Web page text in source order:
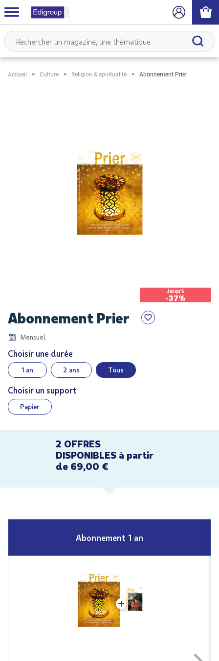
Accueil Culture Religion & spiritualité Abonnement Prier
Jusqu'à
-37%
to
beginning
of
the
images
gallery
Abonnement Prier
Mensuel
Choisir une durée
1 an 2 ans Tous
Choisir un support
Papier
2 OFFRES
DISPONIBLES à partir
de 69,00 €
Abonnement 1 an
+